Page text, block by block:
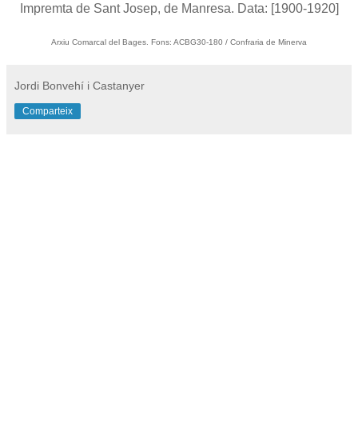
Impremta de Sant Josep, de Manresa. Data: [1900-1920]
Arxiu Comarcal del Bages. Fons: ACBG30-180 / Confraria de Minerva
Jordi Bonvehí i Castanyer
Comparteix